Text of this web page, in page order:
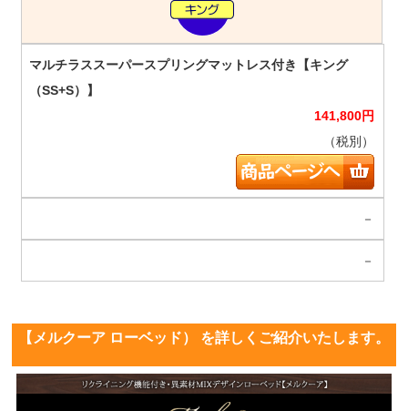
141,800円
（税別）
－
－
【メルクーア ローベッド） を詳しくご紹介いたします。